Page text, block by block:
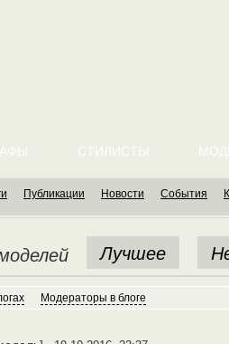
СТИЛИСТЫ
Публикации Новости События
Лучшее
Модераторы в блоге